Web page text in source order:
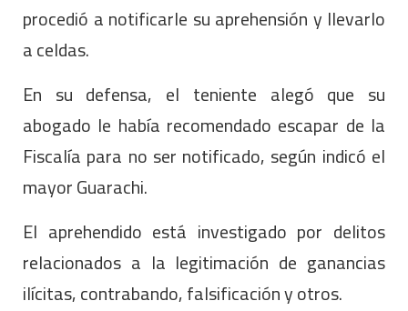
procedió a notificarle su aprehensión y llevarlo
a celdas.
En su defensa, el teniente alegó que su
abogado le había recomendado escapar de la
Fiscalía para no ser notificado, según indicó el
mayor Guarachi.
El aprehendido está investigado por delitos
relacionados a la legitimación de ganancias
ilícitas, contrabando, falsificación y otros.